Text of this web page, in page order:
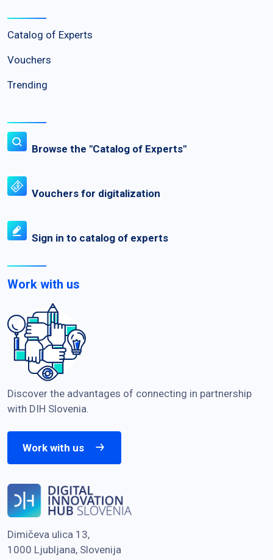
Catalog of Experts
Vouchers
Trending
Browse the "Catalog of Experts"
Vouchers for digitalization
Sign in to catalog of experts
Work with us
Discover the advantages of connecting in partnership
with DIH Slovenia.
Work with us
Dimičeva ulica 13,
1000 Ljubljana, Slovenija